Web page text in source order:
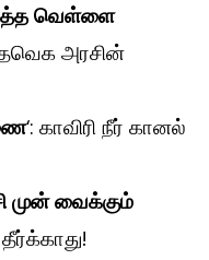
வெள்ளை
அரசின்
‘: காவிரி நீர் கானல்
முன் வைக்கும்